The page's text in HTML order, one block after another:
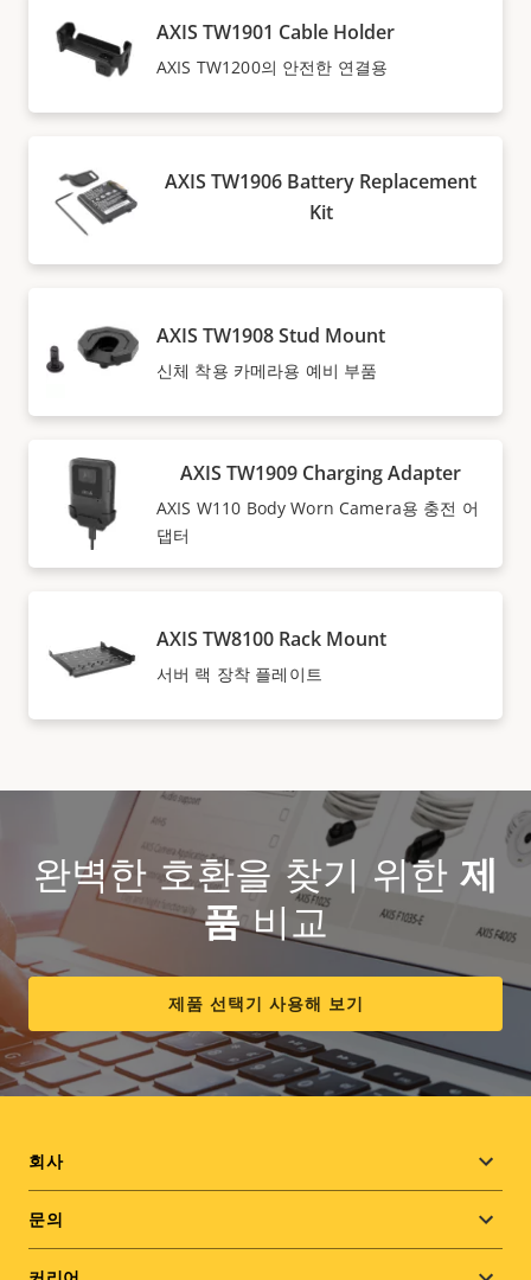
AXIS TW1901 Cable Holder
AXIS TW1200의 안전한 연결용
AXIS TW1906 Battery Replacement
Kit
AXIS TW1908 Stud Mount
신체 착용 카메라용 예비 부품
AXIS TW1909 Charging Adapter
AXIS W110 Body Worn Camera용 충전 어
댑터
AXIS TW8100 Rack Mount
서버 랙 장착 플레이트
완벽한 호환을 찾기 위한 제
품비교
제품 선택기 사용해 보기
Footer
menu
회사
문의